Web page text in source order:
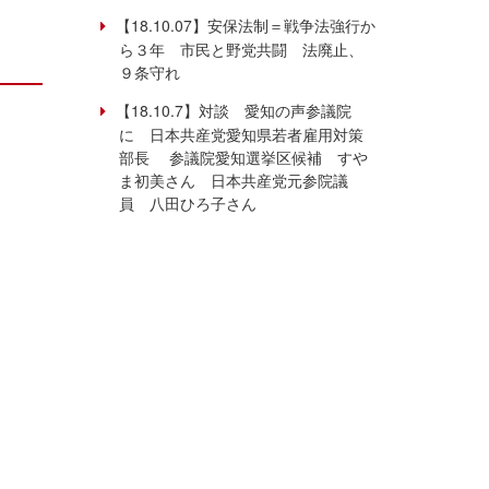
【18.10.07】安保法制＝戦争法強行か
ら３年 市民と野党共闘 法廃止、
９条守れ
【18.10.7】対談 愛知の声参議院
に 日本共産党愛知県若者雇用対策
部長 参議院愛知選挙区候補 すや
ま初美さん 日本共産党元参院議
員 八田ひろ子さん